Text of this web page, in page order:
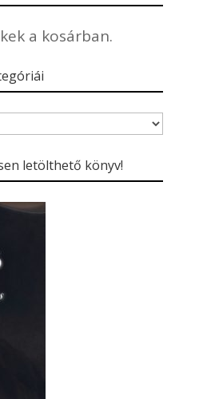
a kosárban.
letölthető könyv!